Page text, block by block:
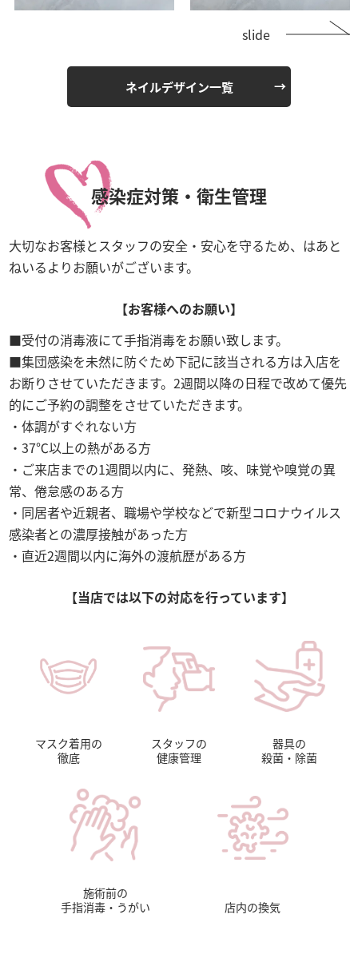
slide
ネイルデザイン一覧
感染症対策・衛生管理
大切なお客様とスタッフの安全・安心を守るため、はあと
ねいるよりお願いがございます。
【お客様へのお願い】
受付の消毒液にて手指消毒をお願い致します。
集団感染を未然に防ぐため下記に該当される方は入店を
お断りさせていただきます。2週間以降の日程で改めて優先
的にご予約の調整をさせていただきます。
体調がすぐれない方
37℃以上の熱がある方
ご来店までの1週間以内に、発熱、咳、味覚や嗅覚の異
常、倦怠感のある方
同居者や近親者、職場や学校などで新型コロナウイルス
感染者との濃厚接触があった方
直近2週間以内に海外の渡航歴がある方
【当店では以下の対応を行っています】
マスク着用の
徹底
スタッフの
健康管理
器具の
殺菌・除菌
施術前の
手指消毒・うがい
店内の換気